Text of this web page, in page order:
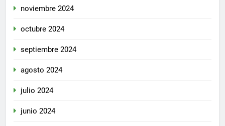
noviembre 2024
octubre 2024
septiembre 2024
agosto 2024
julio 2024
junio 2024